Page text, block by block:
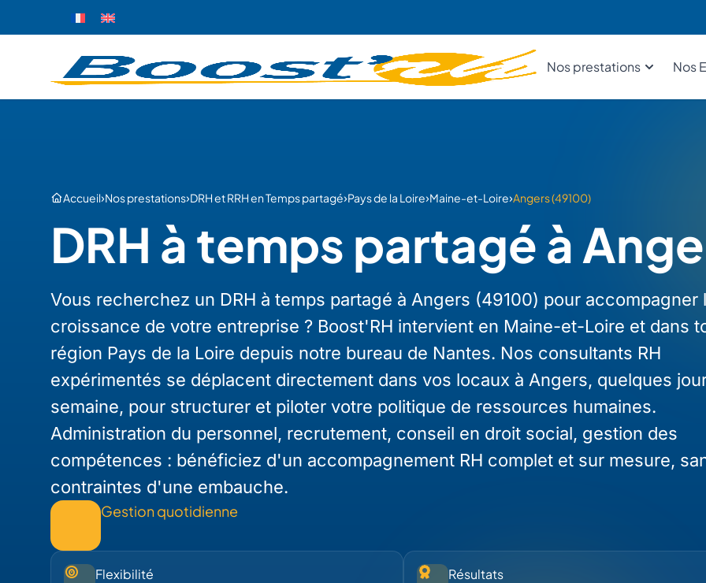
Nos prestations Nos
Accueil›Nos prestations›DRH et RRH en Temps partagé›Pays de la Loire›Maine-et-Loire›Angers (49100)
DRH à temps partagé à
Vous recherchez un DRH à temps partagé à Angers (49100) pour accompagner
croissance de votre entreprise ? Boost'RH intervient en Maine-et-Loire et dans
région Pays de la Loire depuis notre bureau de Nantes. Nos consultants RH
expérimentés se déplacent directement dans vos locaux à Angers, quelques
semaine, pour structurer et piloter votre politique de ressources humaines.
Administration du personnel, recrutement, conseil en droit social, gestion des
compétences : bénéficiez d'un accompagnement RH complet et sur mesure,
contraintes d'une embauche.
Gestion quotidienne
Flexibilité Résultats